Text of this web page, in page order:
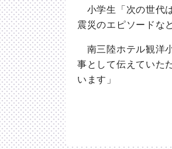
小学生「次の世代
震災のエピソードな
南三陸ホテル観洋
事として伝えていた
います」